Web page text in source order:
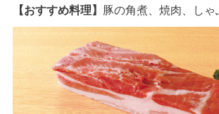
【おすすめ料理】
豚の角煮、焼肉、しゃ